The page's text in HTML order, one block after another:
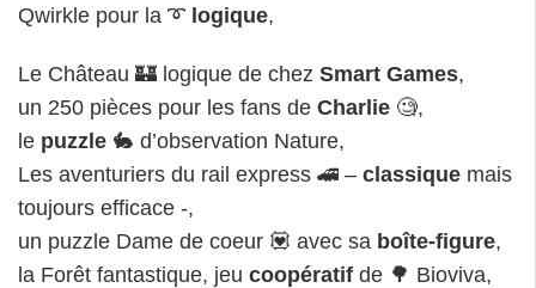
Qwirkle pour la ➰ logique,
Le Château 🏰 logique de chez Smart Games,
un 250 pièces pour les fans de Charlie 🧐,
le puzzle 🐇 d’observation Nature,
Les aventuriers du rail express 🚄 – classique mais
toujours efficace -,
un puzzle Dame de coeur 💟 avec sa boîte-figure,
la Forêt fantastique, jeu coopératif de 🌳 Bioviva,